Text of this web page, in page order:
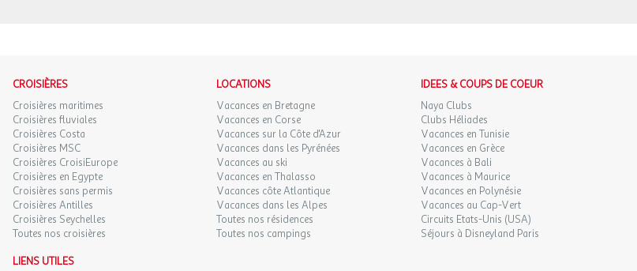
CROISIÈRES
Croisières maritimes
Croisières fluviales
Croisières Costa
Croisières MSC
Croisières CroisiEurope
Croisières en Egypte
Croisières sans permis
Croisières Antilles
Croisières Seychelles
Toutes nos croisières
LOCATIONS
Vacances en Bretagne
Vacances en Corse
Vacances sur la Côte d'Azur
Vacances dans les Pyrénées
Vacances au ski
Vacances en Thalasso
Vacances côte Atlantique
Vacances dans les Alpes
Toutes nos résidences
Toutes nos campings
IDEES & COUPS DE COEUR
Naya Clubs
Clubs Héliades
Vacances en Tunisie
Vacances en Grèce
Vacances à Bali
Vacances à Maurice
Vacances en Polynésie
Vacances au Cap-Vert
Circuits Etats-Unis (USA)
Séjours à Disneyland Paris
LIENS UTILES